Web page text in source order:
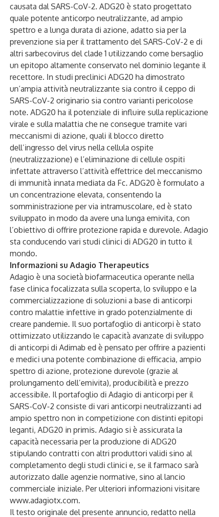
causata dal SARS-CoV-2. ADG20 è stato progettato
quale potente anticorpo neutralizzante, ad ampio
spettro e a lunga durata di azione, adatto sia per la
prevenzione sia per il trattamento del SARS-CoV-2 e di
altri sarbecovirus del clade 1 utilizzando come bersaglio
un epitopo altamente conservato nel dominio legante il
recettore. In studi preclinici ADG20 ha dimostrato
un’ampia attività neutralizzante sia contro il ceppo di
SARS-CoV-2 originario sia contro varianti pericolose
note. ADG20 ha il potenziale di influire sulla replicazione
virale e sulla malattia che ne consegue tramite vari
meccanismi di azione, quali il blocco diretto
dell’ingresso del virus nella cellula ospite
(neutralizzazione) e l’eliminazione di cellule ospiti
infettate attraverso l’attività effettrice del meccanismo
di immunità innata mediata da Fc. ADG20 è formulato a
un concentrazione elevata, consentendo la
somministrazione per via intramuscolare, ed è stato
sviluppato in modo da avere una lunga emivita, con
l’obiettivo di offrire protezione rapida e durevole. Adagio
sta conducendo vari studi clinici di ADG20 in tutto il
mondo.
Informazioni su Adagio Therapeutics
Adagio è una società biofarmaceutica operante nella
fase clinica focalizzata sulla scoperta, lo sviluppo e la
commercializzazione di soluzioni a base di anticorpi
contro malattie infettive in grado potenzialmente di
creare pandemie. Il suo portafoglio di anticorpi è stato
ottimizzato utilizzando le capacità avanzate di sviluppo
di anticorpi di Adimab ed è pensato per offrire a pazienti
e medici una potente combinazione di efficacia, ampio
spettro di azione, protezione durevole (grazie al
prolungamento dell’emivita), producibilità e prezzo
accessibile. Il portafoglio di Adagio di anticorpi per il
SARS-CoV-2 consiste di vari anticorpi neutralizzanti ad
ampio spettro non in competizione con distinti epitopi
leganti, ADG20 in primis. Adagio si è assicurata la
capacità necessaria per la produzione di ADG20
stipulando contratti con altri produttori validi sino al
completamento degli studi clinici e, se il farmaco sarà
autorizzato dalle agenzie normative, sino al lancio
commerciale iniziale. Per ulteriori informazioni visitare
www.adagiotx.com.
Il testo originale del presente annuncio, redatto nella